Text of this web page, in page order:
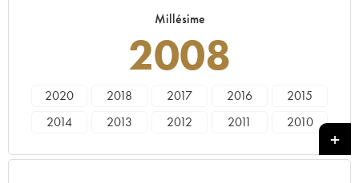
Millésime
2008
2020 2018 2017 2016
2015
2014
2013 2012 2011
2010